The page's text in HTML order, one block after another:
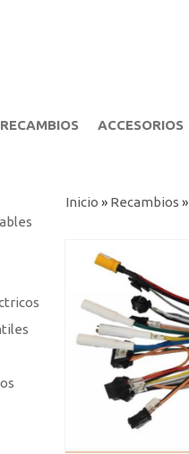
RECAMBIOS ACCESORIOS
Inicio » Recambios »